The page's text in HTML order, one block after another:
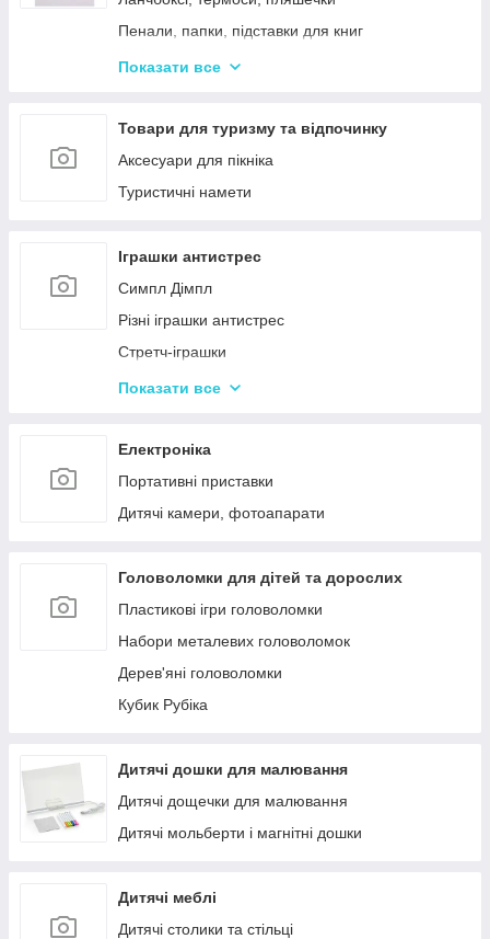
Пенали, папки, підставки для книг
Фарбі, пензлики, альбоми
Зошити, блокноти, щоденники, обкладинки
Наклейки, стікери, закладки
Кольоровий папір, картон, клей
Циркулі, лінійки, трафарети
Художні аксесуари та інструменти
Показати все
Товари для туризму та відпочинку
Аксесуари для пікніка
Туристичні намети
Іграшки антистрес
Симпл Дімпл
Різні іграшки антистрес
Стретч-іграшки
Іграшки Pop it
Показати все
Електроніка
Портативні приставки
Дитячі камери, фотоапарати
Головоломки для дітей та дорослих
Пластикові ігри головоломки
Набори металевих головоломок
Дерев'яні головоломки
Кубик Рубіка
Дитячі дошки для малювання
Дитячі дощечки для малювання
Дитячі мольберти і магнітні дошки
Дитячі меблі
Дитячі столики та стільці